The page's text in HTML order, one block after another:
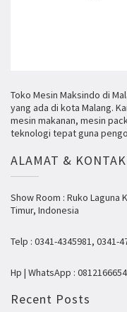
Toko Mesin Maksindo di
yang ada di kota Malang.
mesin makanan, mesin
teknologi tepat guna
ALAMAT &
Show Room : Ruko Laguna
Timur, Indonesia
Telp : 0341-4345981, 0341-
Hp | WhatsApp :
Recent Posts